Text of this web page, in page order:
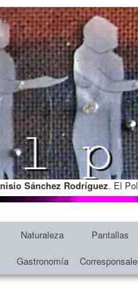
Sánchez Rodríguez. El
Naturaleza Pantallas
Gastronomía